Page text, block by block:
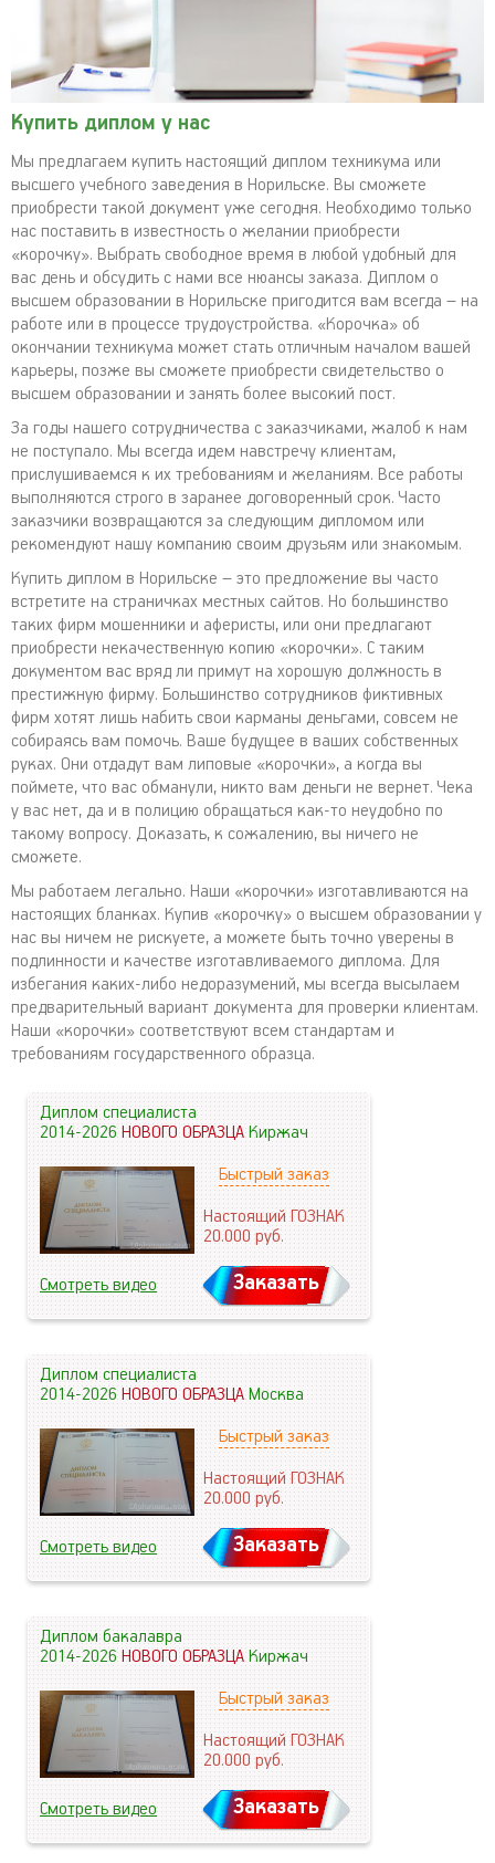
Купить диплом у нас
Мы предлагаем купить настоящий диплом техникума или
высшего учебного заведения в Норильске. Вы сможете
приобрести такой документ уже сегодня. Необходимо только
нас поставить в известность о желании приобрести
«корочку». Выбрать свободное время в любой удобный для
вас день и обсудить с нами все нюансы заказа. Диплом о
высшем образовании в Норильске пригодится вам всегда – на
работе или в процессе трудоустройства. «Корочка» об
окончании техникума может стать отличным началом вашей
карьеры, позже вы сможете приобрести свидетельство о
высшем образовании и занять более высокий пост.
За годы нашего сотрудничества с заказчиками, жалоб к нам
не поступало. Мы всегда идем навстречу клиентам,
прислушиваемся к их требованиям и желаниям. Все работы
выполняются строго в заранее договоренный срок. Часто
заказчики возвращаются за следующим дипломом или
рекомендуют нашу компанию своим друзьям или знакомым.
Купить диплом в Норильске – это предложение вы часто
встретите на страничках местных сайтов. Но большинство
таких фирм мошенники и аферисты, или они предлагают
приобрести некачественную копию «корочки». С таким
документом вас вряд ли примут на хорошую должность в
престижную фирму. Большинство сотрудников фиктивных
фирм хотят лишь набить свои карманы деньгами, совсем не
собираясь вам помочь. Ваше будущее в ваших собственных
руках. Они отдадут вам липовые «корочки», а когда вы
поймете, что вас обманули, никто вам деньги не вернет. Чека
у вас нет, да и в полицию обращаться как-то неудобно по
такому вопросу. Доказать, к сожалению, вы ничего не
сможете.
Мы работаем легально. Наши «корочки» изготавливаются на
настоящих бланках. Купив «корочку» о высшем образовании у
нас вы ничем не рискуете, а можете быть точно уверены в
подлинности и качестве изготавливаемого диплома. Для
избегания каких-либо недоразумений, мы всегда высылаем
предварительный вариант документа для проверки клиентам.
Наши «корочки» соответствуют всем стандартам и
требованиям государственного образца.
Диплом специалиста
2014-2026НОВОГО ОБРАЗЦАКиржач
Быстрый заказ
Настоящий ГОЗНАК
20.000руб.
Смотреть видео Заказать
Диплом специалиста
2014-2026НОВОГО ОБРАЗЦАМосква
Быстрый заказ
Настоящий ГОЗНАК
20.000руб.
Смотреть видео Заказать
Диплом бакалавра
2014-2026НОВОГО ОБРАЗЦАКиржач
Быстрый заказ
Настоящий ГОЗНАК
20.000руб.
Смотреть видео Заказать